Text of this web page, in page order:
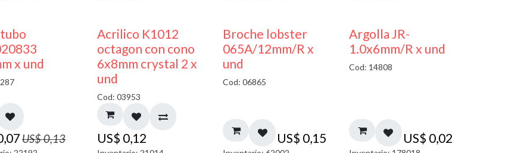
50% DESCUENTO
x und
US$0,13
Acrilico K1012
octagon con cono
6x8mm crystal 2 x
und
Cod: 03953
US$ 0,12
Broche lobster
065A/12mm/R x
und
Cod: 06865
US$ 0,15
Argolla JR-
1.0x6mm/R x und
Cod: 14808
US$ 0,02